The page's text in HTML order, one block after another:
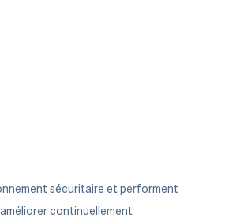
sécuritaire et performent
continuellement